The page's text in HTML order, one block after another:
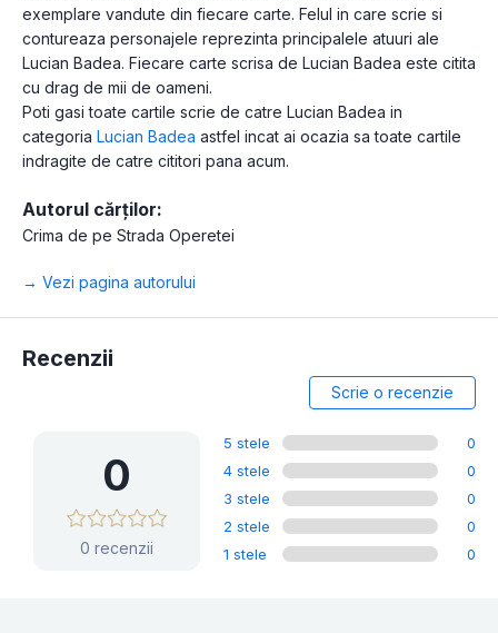
exemplare vandute din fiecare carte. Felul in care scrie si
contureaza personajele reprezinta principalele atuuri ale
Lucian Badea. Fiecare carte scrisa de Lucian Badea este citita
cu drag de mii de oameni.
Poti gasi toate cartile scrie de catre Lucian Badea in
categoria Lucian Badea astfel incat ai ocazia sa toate cartile
indragite de catre cititori pana acum.
Autorul cărților:
Crima de pe Strada Operetei
→ Vezi pagina autorului
Recenzii
Scrie o recenzie
0
0 recenzii
5 stele
0
4 stele
0
3 stele
0
2 stele
0
1 stele
0